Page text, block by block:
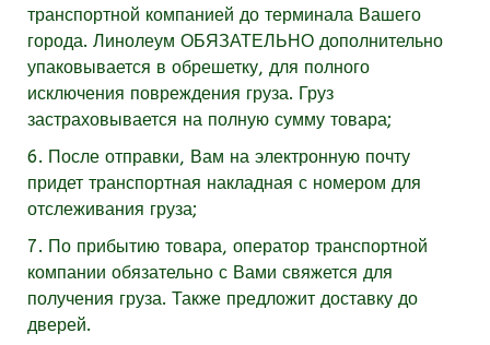
транспортной компанией до терминала Вашего
города. Линолеум ОБЯЗАТЕЛЬНО дополнительно
упаковывается в обрешетку, для полного
исключения повреждения груза. Груз
застраховывается на полную сумму товара;
6. После отправки, Вам на электронную почту
придет транспортная накладная с номером для
отслеживания груза;
7. По прибытию товара, оператор транспортной
компании обязательно с Вами свяжется для
получения груза. Также предложит доставку до
дверей.